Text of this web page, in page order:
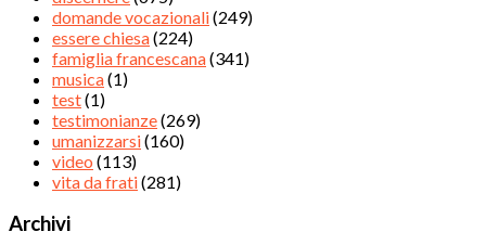
domande vocazionali(249)
essere chiesa(224)
famiglia francescana(341)
musica(1)
test(1)
testimonianze(269)
umanizzarsi(160)
video (113)
vita da frati(281)
Archivi